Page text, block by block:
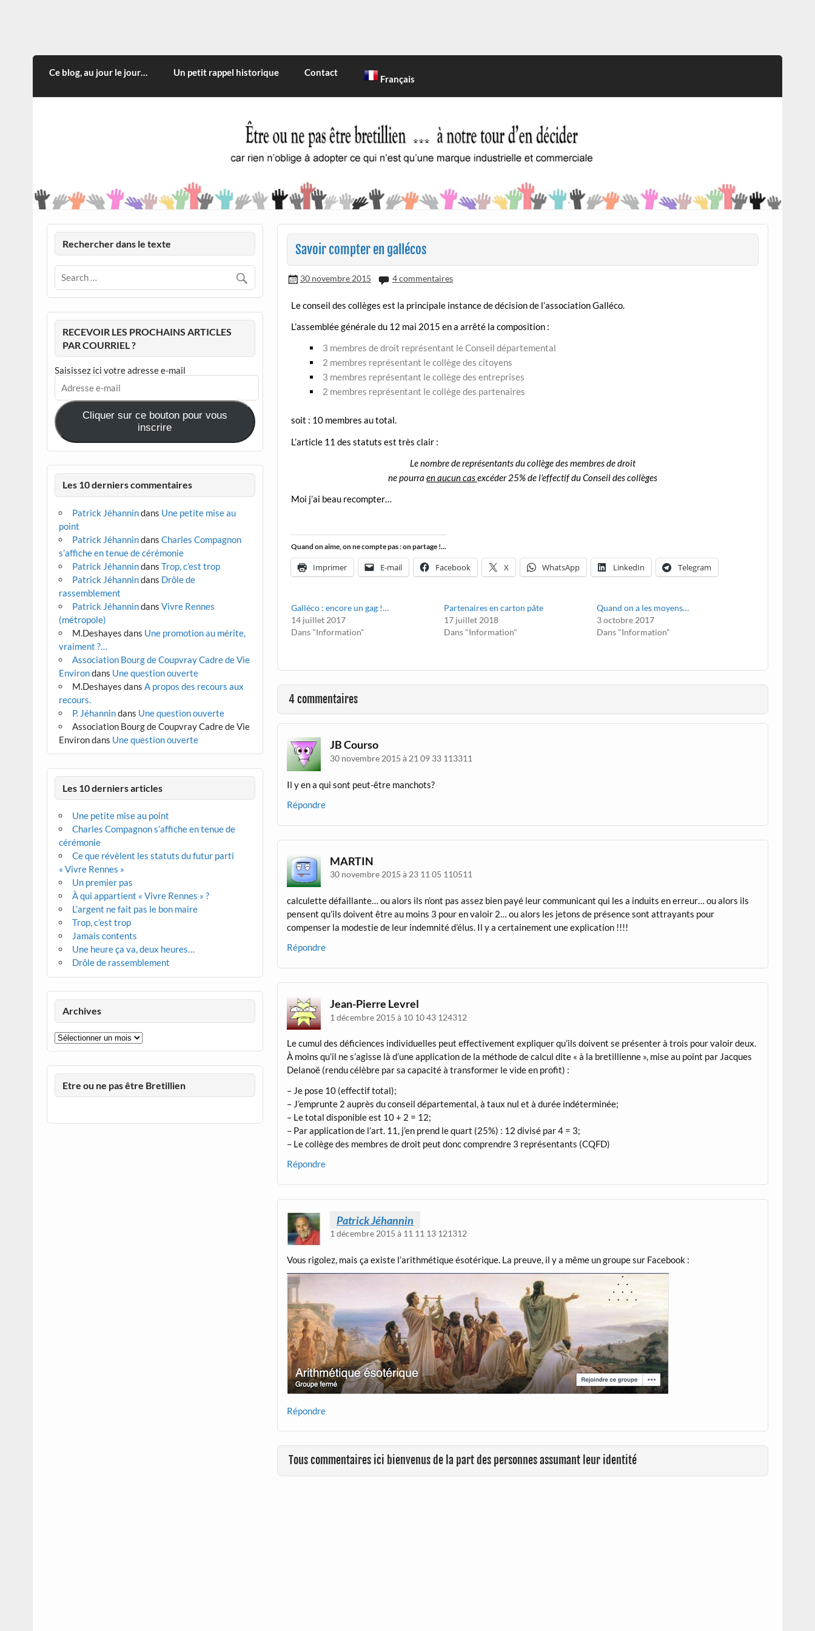
CITOYEN D'ILLE-ET-VILAINE
Ce blog, au jour le jour… Un petit rappel historique Contact
Français
Savoir compter en gallécos
30 novembre 2015 4 commentaires
Le conseil des collèges est la principale instance de décision de l’association Galléco.
L’assemblée générale du 12 mai 2015 en a arrêté la composition :
3 membres de droit représentant le Conseil départemental
2 membres représentant le collège des citoyens
3 membres représentant le collège des entreprises
2 membres représentant le collège des partenaires
soit : 10 membres au total.
L’article 11 des statuts est très clair :
Le nombre de représentants du collège des membres de droit
ne pourraen aucun casexcéder 25% de l’effectif du Conseil des collèges
Moi j’ai beau recompter…
Quand on aime, on ne compte pas : on partage !...
Imprimer E-mail Facebook X WhatsApp LinkedIn Telegram
Galléco : encore un gag !…
14 juillet 2017
Dans "Information"
Partenaires en carton pâte
17 juillet 2018
Dans "Information"
Quand on a les moyens…
3 octobre 2017
Dans "Information"
4 commentaires
JB Courso
30 novembre 2015 à 21 09 33 113311
Il y en a qui sont peut-être manchots?
Répondre
MARTIN
30 novembre 2015 à 23 11 05 110511
calculette défaillante… ou alors ils n’ont pas assez bien payé leur communicant qui les a induits en erreur… ou alors ils
pensent qu’ils doivent être au moins 3 pour en valoir 2… ou alors les jetons de présence sont attrayants pour
compenser la modestie de leur indemnité d’élus. Il y a certainement une explication !!!!
Répondre
Jean-Pierre Levrel
1 décembre 2015 à 10 10 43 124312
Le cumul des déficiences individuelles peut effectivement expliquer qu’ils doivent se présenter à trois pour valoir deux.
À moins qu’il ne s’agisse là d’une application de la méthode de calcul dite « à la bretillienne », mise au point par Jacques
Delanoë (rendu célèbre par sa capacité à transformer le vide en profit) :
– Je pose 10 (effectif total);
– J’emprunte 2 auprès du conseil départemental, à taux nul et à durée indéterminée;
– Le total disponible est 10 + 2 = 12;
– Par application de l’art. 11, j’en prend le quart (25%) : 12 divisé par 4 = 3;
– Le collège des membres de droit peut donc comprendre 3 représentants (CQFD)
Répondre
Patrick Jéhannin
1 décembre 2015 à 11 11 13 121312
Vous rigolez, mais ça existe l’arithmétique ésotérique. La preuve, il y a même un groupe sur Facebook :
Répondre
Tous commentaires ici bienvenus de la part des personnes assumant leur identité
Rechercher dans le texte
RECEVOIR LES PROCHAINS ARTICLES
PAR COURRIEL ?
Saisissez ici votre adresse e-mail
Adresse
e-
mail
Cliquer sur ce bouton pour vous
inscrire
Les 10 derniers commentaires
Patrick Jéhannindans Une petite mise au
point
Patrick Jéhannindans Charles Compagnon
s’affiche en tenue de cérémonie
Patrick Jéhannindans Trop, c’est trop
Patrick Jéhannindans Drôle de
rassemblement
Patrick Jéhannindans Vivre Rennes
(métropole)
M.Deshayes dans Une promotion au mérite,
vraiment ?…
Association Bourg de Coupvray Cadre de Vie
Environdans Une question ouverte
M.Deshayes dans A propos des recours aux
recours.
P. Jéhannindans Une question ouverte
Association Bourg de Coupvray Cadre de Vie
Environdans Une question ouverte
Les 10 derniers articles
Une petite mise au point
Charles Compagnon s’affiche en tenue de
cérémonie
Ce que révèlent les statuts du futur parti
« Vivre Rennes »
Un premier pas
À qui appartient « Vivre Rennes » ?
L’argent ne fait pas le bon maire
Trop, c’est trop
Jamais contents
Une heure ça va, deux heures…
Drôle de rassemblement
Archives
Archives
Etre ou ne pas être Bretillien